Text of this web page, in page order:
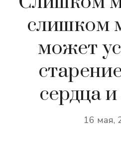
слишком
может
сердца
16 мая,